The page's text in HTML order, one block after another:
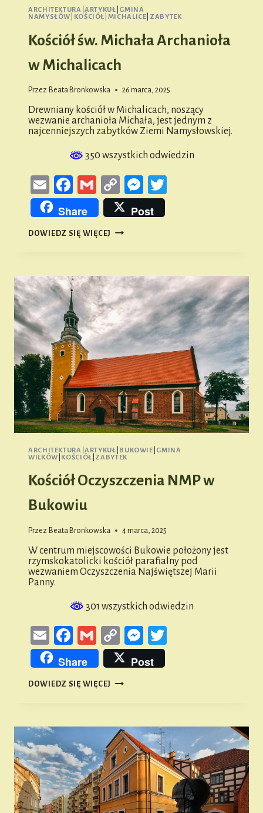
ARCHITEKTURA |ARTYKUŁ GMINA
NAMYSŁÓW
KOŚCIÓŁ MICHALICE ZABYTEK
Kościół św. Michała Archanioła
w Michalicach
Przez Beata Bronkowska 26 marca, 2025
Drewniany kościół w Michalicach, noszący
wezwanie archanioła Michała, jest jednym z
najcenniejszych zabytków Ziemi Namysłowskiej.
350 wszystkich odwiedzin
EmailFacebook
GmailCopy
Link
Messenger
Share Post
DOWIEDZ SIĘ WIĘCEJ KOŚCIÓŁ
ARCHITEKTURA |ARTYKUŁ BUKOWIE GMINA
WILKÓW KOŚCIÓŁ ZABYTEK
Kościół Oczyszczenia NMP w
Bukowiu
Przez Beata Bronkowska 4 marca, 2025
W centrum miejscowości Bukowie położony jest
rzymskokatolicki kościół parafialny pod
wezwaniem Oczyszczenia Najświętszej Marii
Panny.
301 wszystkich odwiedzin
EmailFacebook
GmailCopy
Link
Messenger
Share Post
DOWIEDZ SIĘ WIĘCEJ KOŚCIÓŁ